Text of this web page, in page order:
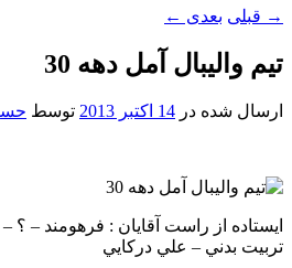
→ قبلی بعدی ←
تيم واليبال آمل دهه 30
ارسال شده در 14 اکتبر 2013 توسط
ايستاده از راست آقايان : فرهومند – ؟
تربيت بدني – علي درکايي